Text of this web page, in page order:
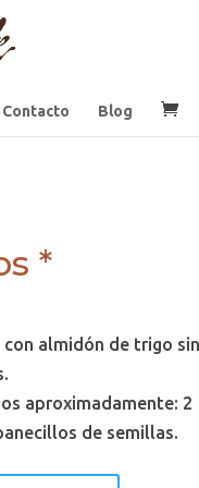
Contacto Blog
*
almidón de trigo
aproximadamente: 2
de semillas.